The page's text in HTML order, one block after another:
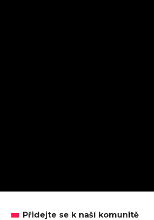
Přidejte se k naší komunitě